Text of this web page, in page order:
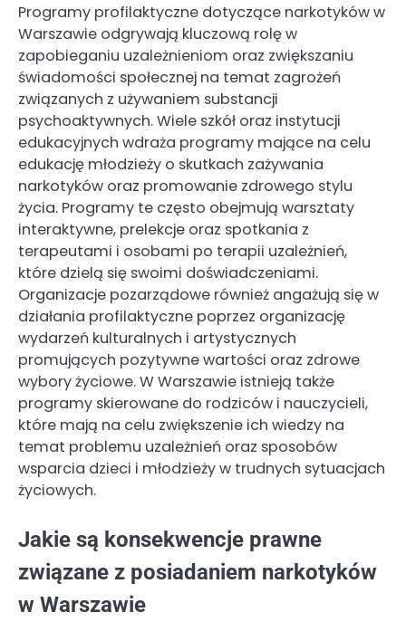
Programy profilaktyczne dotyczące narkotyków w
Warszawie odgrywają kluczową rolę w
zapobieganiu uzależnieniom oraz zwiększaniu
świadomości społecznej na temat zagrożeń
związanych z używaniem substancji
psychoaktywnych. Wiele szkół oraz instytucji
edukacyjnych wdraża programy mające na celu
edukację młodzieży o skutkach zażywania
narkotyków oraz promowanie zdrowego stylu
życia. Programy te często obejmują warsztaty
interaktywne, prelekcje oraz spotkania z
terapeutami i osobami po terapii uzależnień,
które dzielą się swoimi doświadczeniami.
Organizacje pozarządowe również angażują się w
działania profilaktyczne poprzez organizację
wydarzeń kulturalnych i artystycznych
promujących pozytywne wartości oraz zdrowe
wybory życiowe. W Warszawie istnieją także
programy skierowane do rodziców i nauczycieli,
które mają na celu zwiększenie ich wiedzy na
temat problemu uzależnień oraz sposobów
wsparcia dzieci i młodzieży w trudnych sytuacjach
życiowych.
Jakie są konsekwencje prawne
związane z posiadaniem narkotyków
w Warszawie